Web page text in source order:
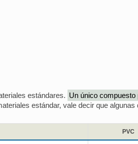
estándares. Un único
estándar, vale decir que
PVC